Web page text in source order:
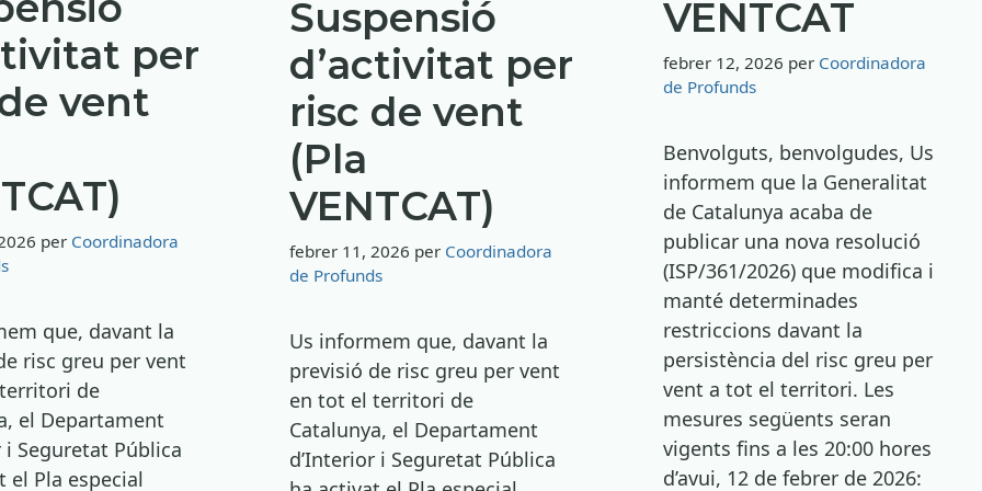
VENTCAT
febrer 12, 2026 per Coordinadora
de Profunds
Benvolguts, benvolgudes, Us
informem que la Generalitat
de Catalunya acaba de
publicar una nova resolució
(ISP/361/2026) que modifica i
manté determinades
restriccions davant la
persistència del risc greu per
vent a tot el territori. Les
mesures següents seran
vigents fins a les 20:00 hores
d’avui, 12 de febrer de 2026:
per
vent
per Coordinadora
que, davant la
risc greu per vent
de
el Departament
i Seguretat Pública
el Pla especial
Suspensió
d’activitat per
risc de vent
(Pla
VENTCAT)
febrer 11, 2026 per Coordinadora
de Profunds
Us informem que, davant la
previsió de risc greu per vent
en tot el territori de
Catalunya, el Departament
d’Interior i Seguretat Pública